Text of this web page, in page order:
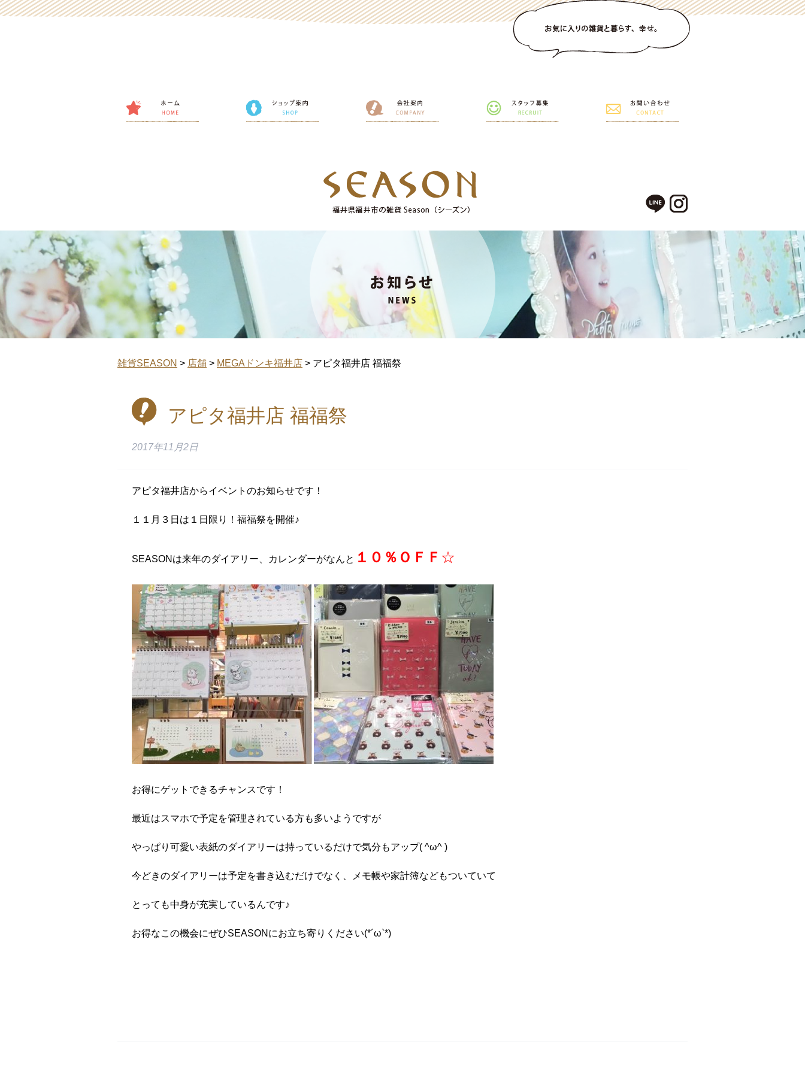
雑貨SEASON > 店舗 > MEGAドンキ福井店 > アピタ福井店 福福祭
アピタ福井店 福福祭
2017年11月2日
アピタ福井店からイベントのお知らせです！
１１月３日は１日限り！福福祭を開催♪
SEASONは来年のダイアリー、カレンダーがなんと １０％ＯＦＦ ☆
お得にゲットできるチャンスです！
最近はスマホで予定を管理されている方も多いようですが
やっぱり可愛い表紙のダイアリーは持っているだけで気分もアップ( ^ω^ )
今どきのダイアリーは予定を書き込むだけでなく、メモ帳や家計簿などもついていて
とっても中身が充実しているんです♪
お得なこの機会にぜひSEASONにお立ち寄りください(*´ω`*)